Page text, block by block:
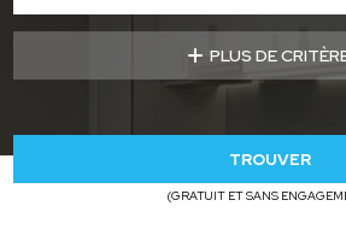
PLUS DE
TROUVER
(GRATUIT ET SANS